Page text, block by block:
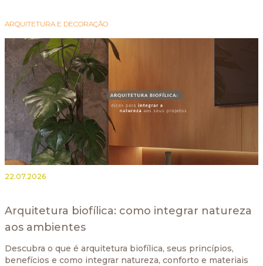
ARQUITETURA E DECORAÇÃO
22.07.2026
Arquitetura biofílica: como integrar natureza
aos ambientes
Descubra o que é arquitetura biofílica, seus princípios,
benefícios e como integrar natureza, conforto e materiais